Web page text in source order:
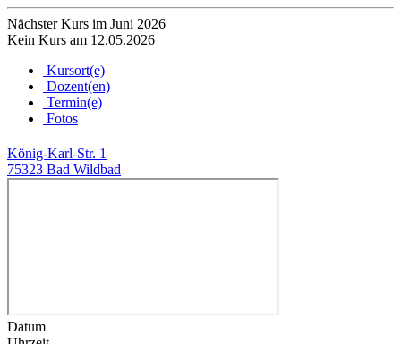
Nächster Kurs im Juni 2026
Kein Kurs am 12.05.2026
Kursort(e)
Dozent(en)
Termin(e)
Fotos
König-Karl-Str. 1
75323 Bad Wildbad
Datum